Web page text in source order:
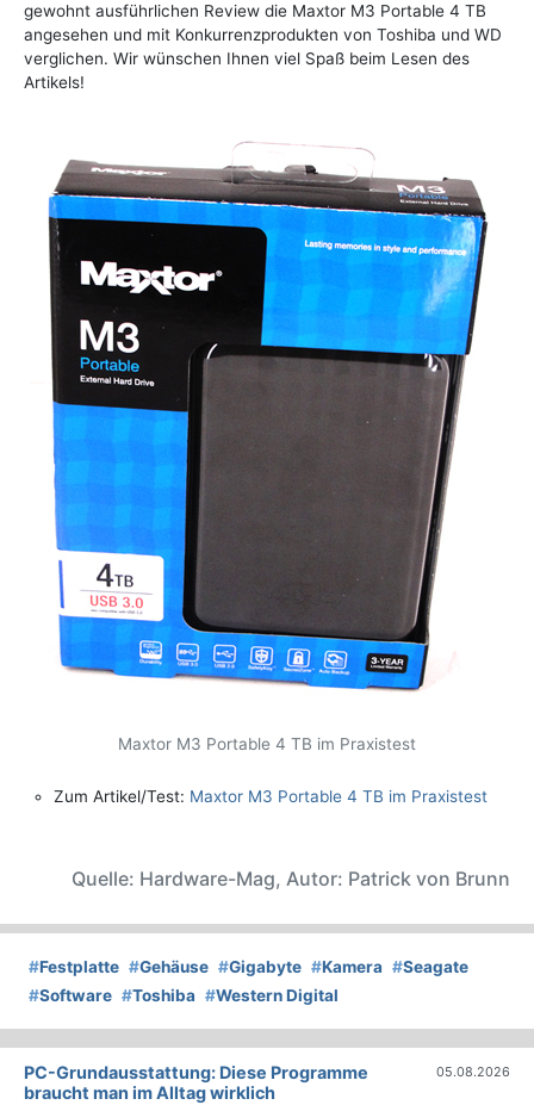
gewohnt ausführlichen Review die Maxtor M3 Portable 4 TB
angesehen und mit Konkurrenzprodukten von Toshiba und WD
verglichen. Wir wünschen Ihnen viel Spaß beim Lesen des
Artikels!
Maxtor M3 Portable 4 TB im Praxistest
Zum Artikel/Test: Maxtor M3 Portable 4 TB im Praxistest
Quelle: Hardware-Mag, Autor: Patrick von Brunn
#Festplatte #Gehäuse #Gigabyte #Kamera #Seagate
#Software #Toshiba #Western Digital
PC-Grundausstattung: Diese Programme
braucht man im Alltag wirklich
05.08.2026